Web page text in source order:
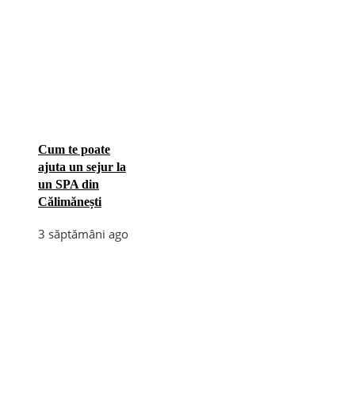
Cum te poate
ajuta un sejur la
un SPA din
Călimănești
3 săptămâni ago